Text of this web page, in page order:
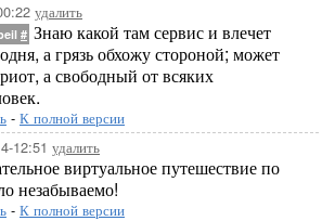
удалить
# Знаю какой там сервис и влечет
а грязь обхожу стороной; может
а свободный от всяких
- К полной версии
12:51 удалить
виртуальное путешествие по
незабываемо!
- К полной версии